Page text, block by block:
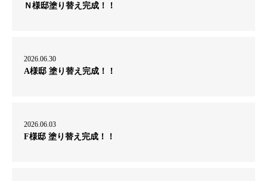
Ｎ様邸塗り替え完成！！
2026.06.30
A様邸 塗り替え完成！！
2026.06.03
F様邸 塗り替え完成！！